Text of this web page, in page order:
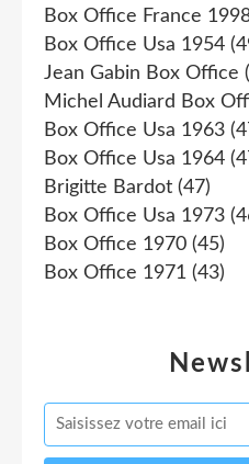
Box Office France
Box Office Usa 1954
Jean Gabin Box Office
Michel Audiard Box
Box Office Usa 1963
Box Office Usa 1964
Brigitte Bardot (47)
Box Office Usa 1973
Box Office 1970 (45)
Box Office 1971 (43)